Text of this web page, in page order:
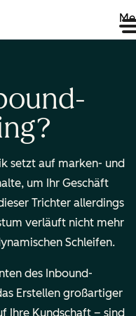
setzt auf marken- und
um Ihr Geschäft
Trichter allerdings
verläuft nicht mehr
Schleifen.
des Inbound-
Erstellen großartiger
Ihre Kundschaft – sind